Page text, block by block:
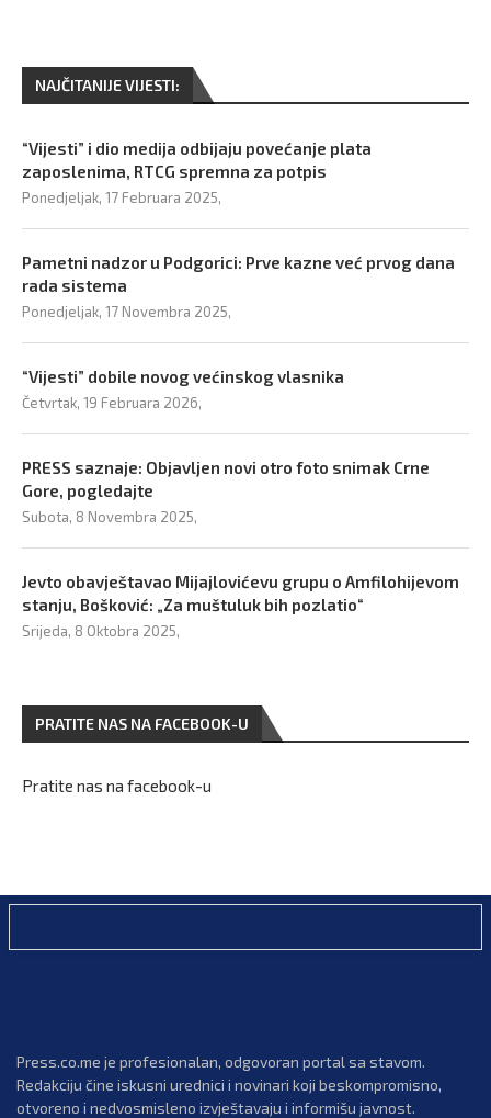
NAJČITANIJE VIJESTI:
“Vijesti” i dio medija odbijaju povećanje plata
zaposlenima, RTCG spremna za potpis
Ponedjeljak, 17 Februara 2025,
Pametni nadzor u Podgorici: Prve kazne već prvog dana
rada sistema
Ponedjeljak, 17 Novembra 2025,
“Vijesti” dobile novog većinskog vlasnika
Četvrtak, 19 Februara 2026,
PRESS saznaje: Objavljen novi otro foto snimak Crne
Gore, pogledajte
Subota, 8 Novembra 2025,
Jevto obavještavao Mijajlovićevu grupu o Amfilohijevom
stanju, Bošković: „Za muštuluk bih pozlatio“
Srijeda, 8 Oktobra 2025,
PRATITE NAS NA FACEBOOK-U
Pratite nas na facebook-u
Press.co.me je profesionalan, odgovoran portal sa stavom.
Redakciju čine iskusni urednici i novinari koji beskompromisno,
otvoreno i nedvosmisleno izvještavaju i informišu javnost.